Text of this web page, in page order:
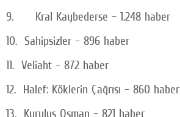
9. Kral Kaybederse – 1.248 haber
10. Sahipsizler – 896 haber
11. Veliaht – 872 haber
12. Halef: Köklerin Çağrısı – 860 haber
13. Kuruluş Osman – 821 haber